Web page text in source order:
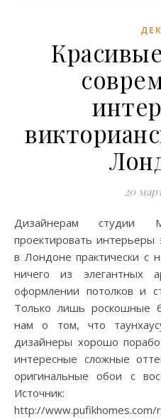
20
Дизайнерам студии Maria Group пришлось
проектировать интерьеры
в Лондоне практически с
ничего из элегантных
оформлении потолков и
Только лишь роскошные
нам о том, что
дизайнеры хорошо
интересные сложные
оригинальные обои с
Источник:
http://